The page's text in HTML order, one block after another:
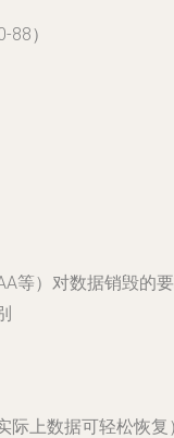
）
等）对数据销毁的
上数据可轻松恢复